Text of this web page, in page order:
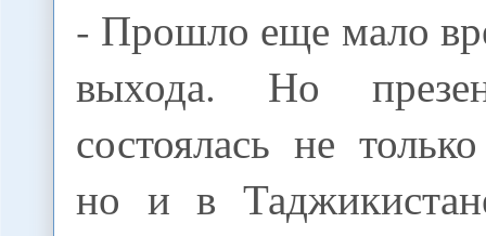
- Прошло еще мало
выхода. Но
состоялась не
но и в